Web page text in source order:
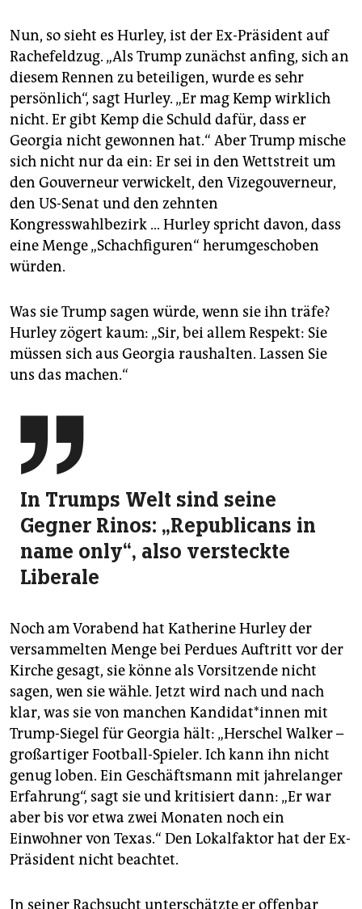
Nun, so sieht es Hurley, ist der Ex-Präsident auf
Rachefeldzug. „Als Trump zunächst anfing, sich an
diesem Rennen zu beteiligen, wurde es sehr
persönlich“, sagt Hurley. „Er mag Kemp wirklich
nicht. Er gibt Kemp die Schuld dafür, dass er
Georgia nicht gewonnen hat.“ Aber Trump mische
sich nicht nur da ein: Er sei in den Wettstreit um
den Gouverneur verwickelt, den Vizegouverneur,
den US-Senat und den zehnten
Kongresswahlbezirk … Hurley spricht davon, dass
eine Menge „Schachfiguren“ herumgeschoben
würden.
Was sie Trump sagen würde, wenn sie ihn träfe?
Hurley zögert kaum: „Sir, bei allem Respekt: Sie
müssen sich aus Georgia raushalten. Lassen Sie
uns das machen.“

In Trumps Welt sind seine
Gegner Rinos: „Republicans in
name only“, also versteckte
Liberale
Noch am Vorabend hat Katherine Hurley der
versammelten Menge bei Perdues Auftritt vor der
Kirche gesagt, sie könne als Vorsitzende nicht
sagen, wen sie wähle. Jetzt wird nach und nach
klar, was sie von manchen Kan­di­da­t*in­nen mit
Trump-Siegel für Georgia hält: „Herschel Walker –
großartiger Football-Spieler. Ich kann ihn nicht
genug loben. Ein Geschäftsmann mit jahrelanger
Erfahrung“, sagt sie und kritisiert dann: „Er war
aber bis vor etwa zwei Monaten noch ein
Einwohner von Texas.“ Den Lokalfaktor hat der Ex-
Präsident nicht beachtet.
In seiner Rachsucht unterschätzte er offenbar